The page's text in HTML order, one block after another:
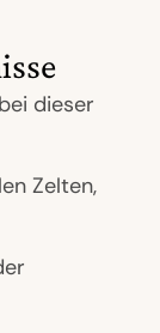
dieser
Zelten,